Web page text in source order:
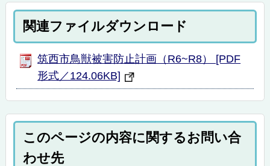
関連ファイルダウンロード
筑西市鳥獣被害防止計画（R6~R8） [PDF
形式／124.06KB]
このページの内容に関するお問い合
わせ先